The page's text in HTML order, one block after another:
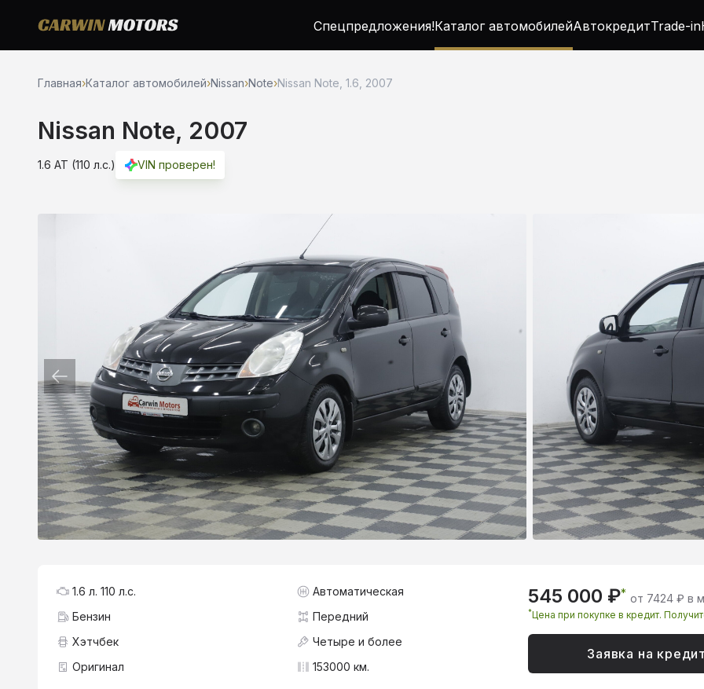
Спецпредложения!Каталог автомобилейАвтокредитTrade-in
Главная›Каталог автомобилей›Nissan›Note›Nissan Note, 1.6, 2007
Nissan Note, 2007
1.6 AT (110 л.с.) VIN проверен!
545 000 ₽* от 7424 ₽ в
*Цена при покупке в кредит.
Заявка на кредит
1.6 л. 110 л.с.
Автоматическая
Бензин
Передний
Хэтчбек
Четыре и более
Оригинал
153000 км.